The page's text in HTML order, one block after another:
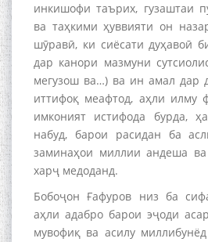
инкишофи таърих, гузаштаи
ва таҳкими ҳуввияти он
шӯравӣ, ки сиёсати дуҳавоӣ
дар канори мазмуни
мегузош ва…) ва ин амал дар
иттифоқ меафтод, аҳли илму
имконият истифода бурда,
набуд, барои расидан ба
заминаҳои миллии андеша
харҷ медоданд.
Бобоҷон Ғафуров низ ба
аҳли адабро барои эҷоди
мувофиқ ва асилу